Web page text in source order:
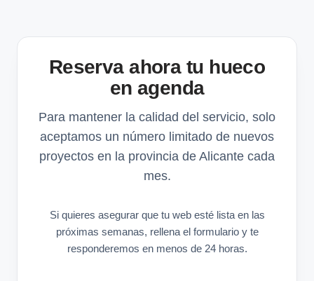
Reserva ahora tu hueco
en agenda
Para mantener la calidad del servicio, solo
aceptamos un número limitado de nuevos
proyectos en la provincia de Alicante cada
mes.
Si quieres asegurar que tu web esté lista en las
próximas semanas, rellena el formulario y te
responderemos en menos de 24 horas.